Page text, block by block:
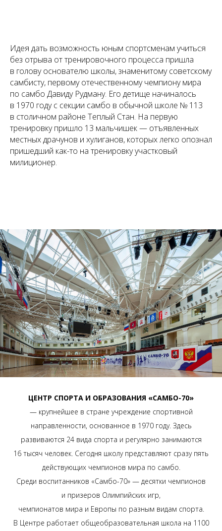
Идея дать возможность юным спортсменам учиться
без отрыва от тренировочного процесса пришла
в голову основателю школы, знаменитому советскому
самбисту, первому отечественному чемпиону мира
по самбо Давиду Рудману. Его детище начиналось
в 1970 году с секции самбо в обычной школе № 113
в столичном районе Теплый Стан. На первую
тренировку пришло 13 мальчишек — отъявленных
местных драчунов и хулиганов, которых легко опознал
пришедший как-то на тренировку участковый
милиционер.
ЦЕНТР СПОРТА И ОБРАЗОВАНИЯ «САМБО-70»
— крупнейшее в стране учреждение спортивной
направленности, основанное в 1970 году. Здесь
развиваются 24 вида спорта и регулярно занимаются
16 тысяч человек. Сегодня школу представляют сразу пять
действующих чемпионов мира по самбо.
Среди воспитанников «Самбо-70» — десятки чемпионов
и призеров Олимпийских игр,
чемпионатов мира и Европы по разным видам спорта.
В Центре работает общеобразовательная школа на 1100